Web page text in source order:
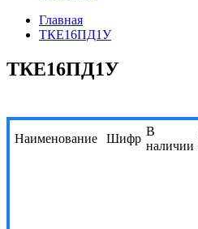
Главная
ТКЕ16ПД1У
ТКЕ16ПД1У
Наименование Шифр
В
наличии